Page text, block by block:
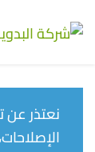
نعتذر عن